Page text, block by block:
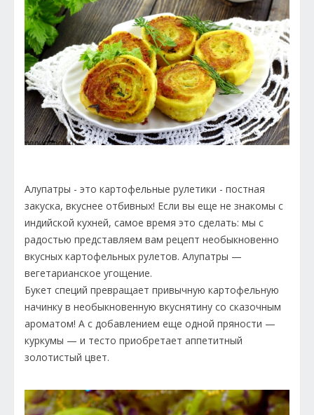
Алупатры - это картофельные рулетики - постная
закуска, вкуснее отбивных! Если вы еще не знакомы с
индийской кухней, самое время это сделать: мы с
радостью представляем вам рецепт необыкновенно
вкусных картофельных рулетов. Алупатры —
вегетарианское угощение.
Букет специй превращает привычную картофельную
начинку в необыкновенную вкуснятину со сказочным
ароматом! А с добавлением еще одной пряности —
куркумы — и тесто приобретает аппетитный
золотистый цвет.